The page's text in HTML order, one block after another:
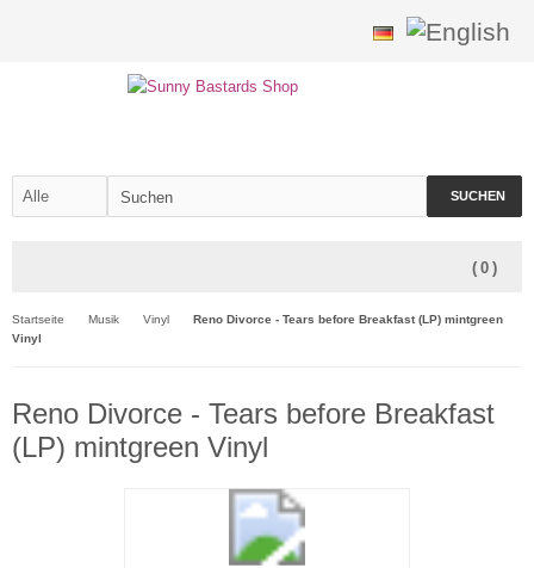
SUCHEN
( 0 )
Startseite Musik Vinyl
Reno Divorce - Tears before Breakfast (LP) mintgreen
Vinyl
Reno Divorce - Tears before Breakfast
(LP) mintgreen Vinyl